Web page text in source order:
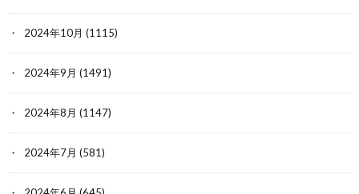
2024年10月 (1115)
2024年9月 (1491)
2024年8月 (1147)
2024年7月 (581)